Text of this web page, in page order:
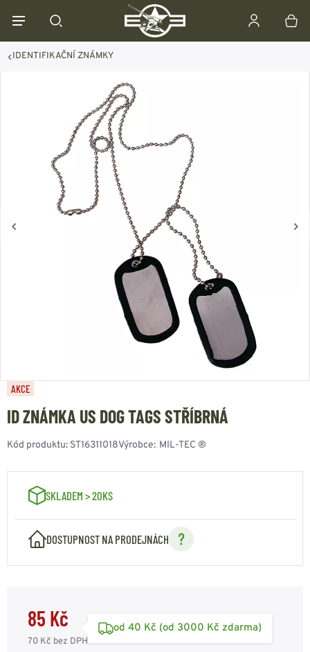
IDENTIFIKAČNÍ ZNÁMKY
AKCE
ID ZNÁMKA US DOG TAGS STŘÍBRNÁ
Kód produktu: ST16311018Výrobce: MIL-TEC ®
SKLADEM > 20KS
DOSTUPNOST NA PRODEJNÁCH
85 Kč
70 Kč bez DPH
od 40 Kč (od 3000 Kč zdarma)